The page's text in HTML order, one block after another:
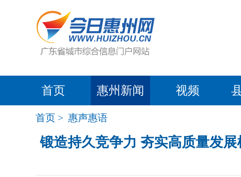
首页 惠州新闻 视频
首页 > 惠声惠语
锻造持久竞争力 夯实高质量发